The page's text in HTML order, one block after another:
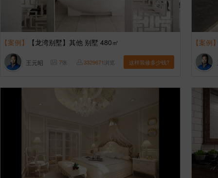
【案例】 【龙湾别墅】其他 别墅 480㎡
王元昭 7张 3329671浏览 这样装修多少钱?
【案例